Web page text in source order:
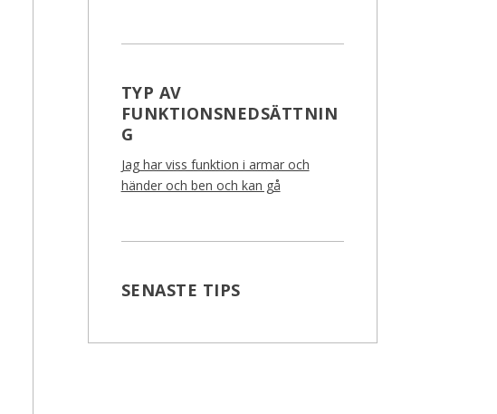
TYP AV
FUNKTIONSNEDSÄTTNIN
G
Jag har viss funktion i armar och
händer och ben och kan gå
SENASTE TIPS